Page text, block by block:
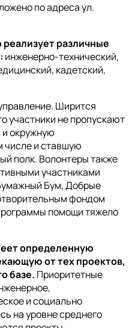
по адреса ул.
различные
инженерно-технический,
кадетский,
Ширится
участники не пропускают
окружную
числе и ставшую
полк. Волонтеры также
участниками
Бум, Добрые
фондом
помощи тяжело
определенную
от тех проектов,
базе. Приоритетные
и социально
на уровне среднего